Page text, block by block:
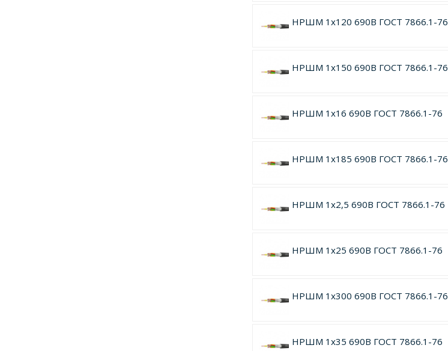
НРШМ 1х120 690В ГОСТ 7866.1-76
НРШМ 1х150 690В ГОСТ 7866.1-76
НРШМ 1х16 690В ГОСТ 7866.1-76
НРШМ 1х185 690В ГОСТ 7866.1-76
НРШМ 1х2,5 690В ГОСТ 7866.1-76
НРШМ 1х25 690В ГОСТ 7866.1-76
НРШМ 1х300 690В ГОСТ 7866.1-76
НРШМ 1х35 690В ГОСТ 7866.1-76